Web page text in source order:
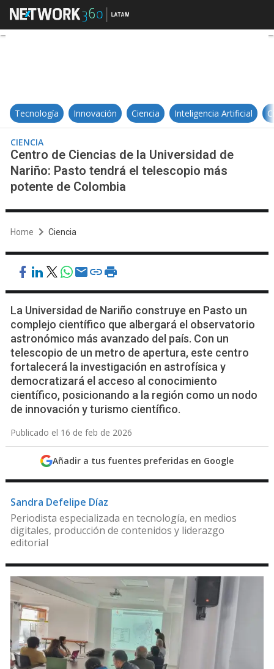
Centro de Ciencias de la
Tecnología Innovación Ciencia Inteligencia Artificial
CIENCIA
Centro de Ciencias de la Universidad de
Nariño: Pasto tendrá el telescopio más
potente de Colombia
Home Ciencia
La Universidad de Nariño construye en Pasto un
complejo científico que albergará el observatorio
astronómico más avanzado del país. Con un
telescopio de un metro de apertura, este centro
fortalecerá la investigación en astrofísica y
democratizará el acceso al conocimiento
científico, posicionando a la región como un nodo
de innovación y turismo científico.
Publicado el 16 de feb de 2026
Añadir a tus fuentes preferidas en Google
Sandra Defelipe Díaz
Periodista especializada en tecnología, en medios
digitales, producción de contenidos y liderazgo
editorial